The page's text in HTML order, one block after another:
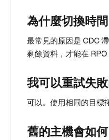
為什麼切換時
最常見的原因是 CDC
剩餘資料，才能在 RPO
我可以重試失
可以。使用相同的目標
舊的主機會如何